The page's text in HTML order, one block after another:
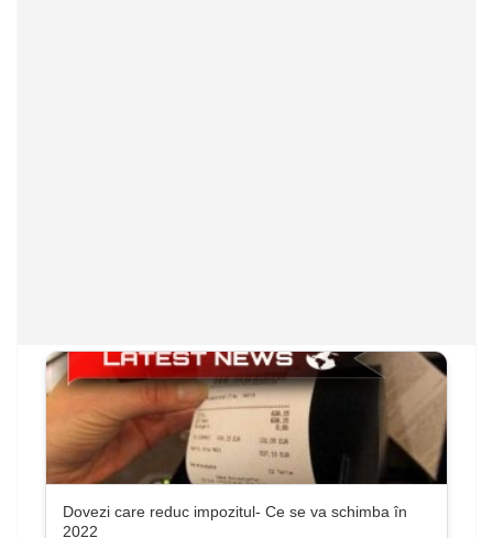
Dovezi care reduc impozitul- Ce se va schimba în
2022